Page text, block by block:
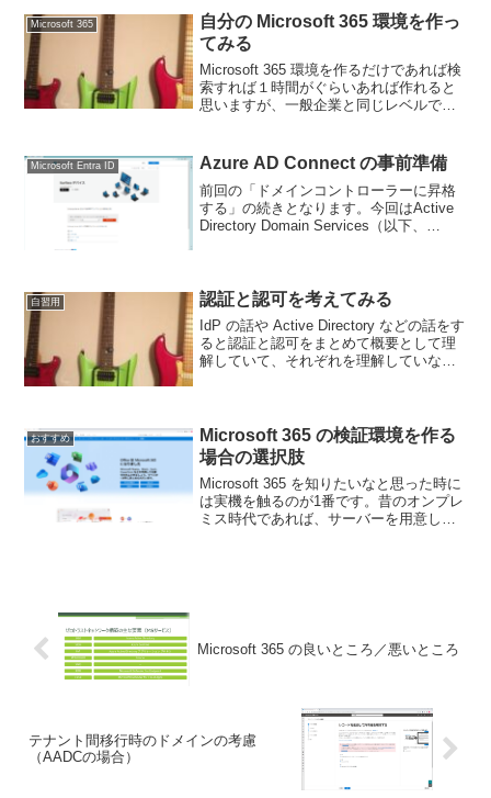
い点が何個かあったので実機検証をして
みました。一般的な設定M...
Microsoft 365
自分の Microsoft 365 環境を作っ
てみる
Microsoft 365 環境を作るだけであれば検
索すれば１時間がぐらいあれば作れると
思いますが、一般企業と同じレベルで作
いるのですが、流れ（ストーリー）がわ
Microsoft Entra ID Azure AD Connect の事前準備
前回の「ドメインコントローラーに昇格
する」の続きとなります。今回はActive
Directory Domain Services（以下、
自習用 認証と認可を考えてみる
IdP の話や Active Directory などの話をす
ると認証と認可をまとめて概要として理
解していて、それぞれを理解していない
おすすめ
Microsoft 365 の検証環境を作る
場合の選択肢
Microsoft 365 を知りたいなと思った時に
は実機を触るのが1番です。昔のオンプレ
ミス時代であれば、サーバーを用意して
Microsoft 365 の良いところ／悪いところ
テナント間移行時のドメインの考慮
（AADCの場合）